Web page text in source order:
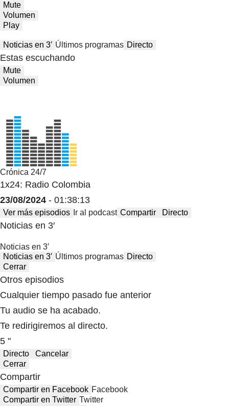
Mute
Volumen
Play
Noticias en 3′ Últimos programas Directo
Estas escuchando
Mute
Volumen
Crónica 24/7
1x24: Radio Colombia
23/08/2024 - 01:38:13
Ver más episodios Ir al podcast Compartir Directo
Noticias en 3′
Noticias en 3′
Noticias en 3′ Últimos programas Directo
Cerrar
Otros episodios
Cualquier tiempo pasado fue anterior
Tu audio se ha acabado.
Te redirigiremos al directo.
5 "
Directo
Cancelar
Cerrar
Compartir
Compartir en Facebook Facebook
Compartir en Twitter Twitter